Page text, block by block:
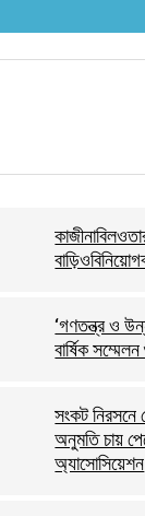
‘গণতন্ত্র ও
বার্ষিক
সংকট নিরসনে
অনুমতি চায়
অ্যাসোসিয়েশন